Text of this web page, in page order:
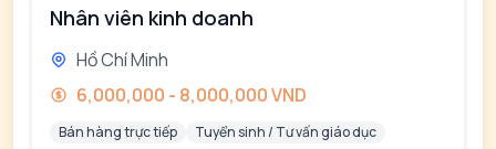
Nhân viên kinh doanh
Hồ Chí Minh
6,000,000 - 8,000,000 VND
Bán hàng trực tiếp Tuyển sinh / Tư vấn giáo dục